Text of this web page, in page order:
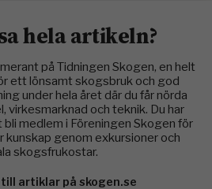
hela artikeln?
på Tidningen Skogen, en helt
ett lönsamt skogsbruk och god
under hela året där du får nörda
virkesmarknad och teknik. Du har
medlem i Föreningen Skogen för
kunskap genom exkursioner och
skogsfrukostar.
artiklar på skogen.se